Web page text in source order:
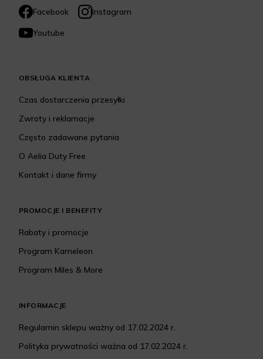
Facebook
Instagram
Youtube
OBSŁUGA KLIENTA
Czas dostarczenia przesyłki
Zwroty i reklamacje
Często zadawane pytania
O Aelia Duty Free
Kontakt i dane firmy
PROMOCJE I BENEFITY
Rabaty i promocje
Program Kameleon
Program Miles & More
INFORMACJE
Regulamin sklepu ważny od 17.02.2024 r.
Polityka prywatności ważna od 17.02.2024 r.